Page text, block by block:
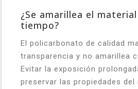
¿Se amarillea el
tiempo?
El policarbonato de calidad
transparencia y no amarillea
Evitar la exposición
preservar las propiedades del